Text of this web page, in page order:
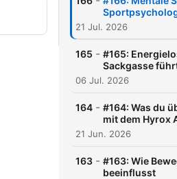
21 Jul. 2026
165 - #165:
Sackgasse
06 Jul. 2026
164 - #164: Was du
mit dem Hyrox
21 Jun. 2026
163 - #163: Wie
beeinflusst